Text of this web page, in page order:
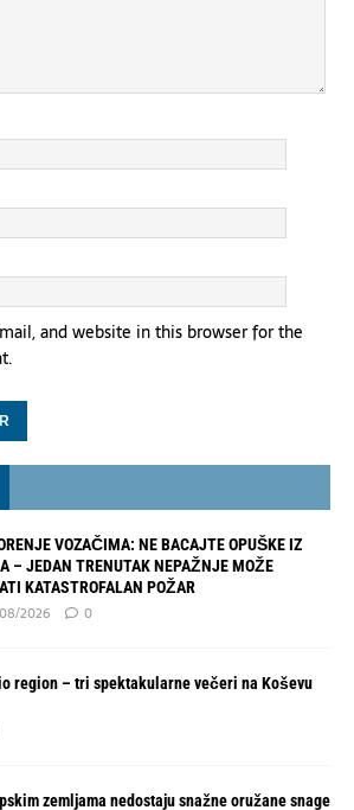
and website in this browser for the
VOZAČIMA: NE BACAJTE OPUŠKE IZ
– JEDAN TRENUTAK NEPAŽNJE MOŽE
KATASTROFALAN POŽAR
2026 0
region – tri spektakularne večeri na Koševu
zemljama nedostaju snažne oružane snage